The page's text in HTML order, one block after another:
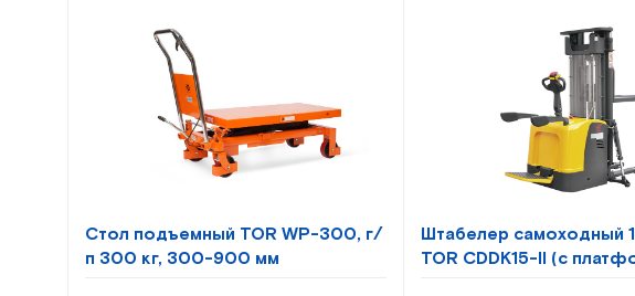
Стол подъемный TOR WP-300, г/
п 300 кг, 300-900 мм
Штабелер самоходный
TOR CDDK15-II (с